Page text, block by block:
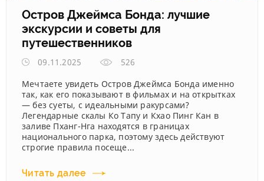
Остров Джеймса Бонда: лучшие
экскурсии и советы для
путешественников
09.11.2025
526
Мечтаете увидеть Остров Джеймса Бонда именно
так, как его показывают в фильмах и на открытках
— без суеты, с идеальными ракурсами?
Легендарные скалы Ко Тапу и Кхао Пинг Кан в
заливе Пханг-Нга находятся в границах
национального парка, поэтому здесь действуют
строгие правила посеще...
Читать далее